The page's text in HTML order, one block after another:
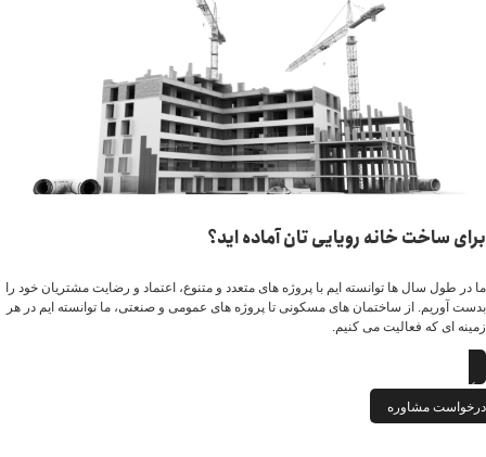
برای ساخت خانه رویایی تان آماده اید؟
ما در طول سال ها توانسته ایم با پروژه های متعدد و متنوع، اعتماد و رضایت مشتریان خود را
بدست آوریم. از ساختمان های مسکونی تا پروژه های عمومی و صنعتی، ما توانسته ایم در هر
زمینه ای که فعالیت می کنیم.
درخواست مشاوره